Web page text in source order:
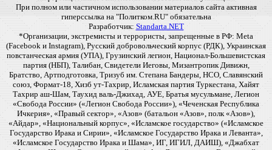
При полном или частичном использовании материалов сайта активная
гиперссылка на "Политком.RU" обязательна
Разработчик: Standarta.NET
*Организации, экстремисты и террористы, запрещенные в РФ: Meta
(Facebook и Instagram), Русский добровольческий корпус (РДК), Украинская
повстанческая армия (УПА), Грузинский легион, Национал-Большевистская
партия (НБП), Талибан, Свидетели Иеговы, Мизантропик Дивижн,
Братство, Артподготовка, Тризуб им. Степана Бандеры, НСО, Славянский
союз, Формат-18, Хизб ут-Тахрир, Исламская партия Туркестана, Хайят
Тахрир аш-Шам, Таухид валь-Джихад, АУЕ, Братья мусульмане, Легион
«Свобода России» («Легион Свобода России»), «Чеченская Республика
Ичкерия», «Правый сектор», «Азов» (батальон «Азов», полк «Азов»),
«Айдар», «Национальный корпус», «Исламское государство» («Исламское
Государство Ирака и Сирии», «Исламское Государство Ирака и Леванта»,
«Исламское Государство Ирака и Шама», ИГ, ИГИЛ, ДАИШ), «Джабхат